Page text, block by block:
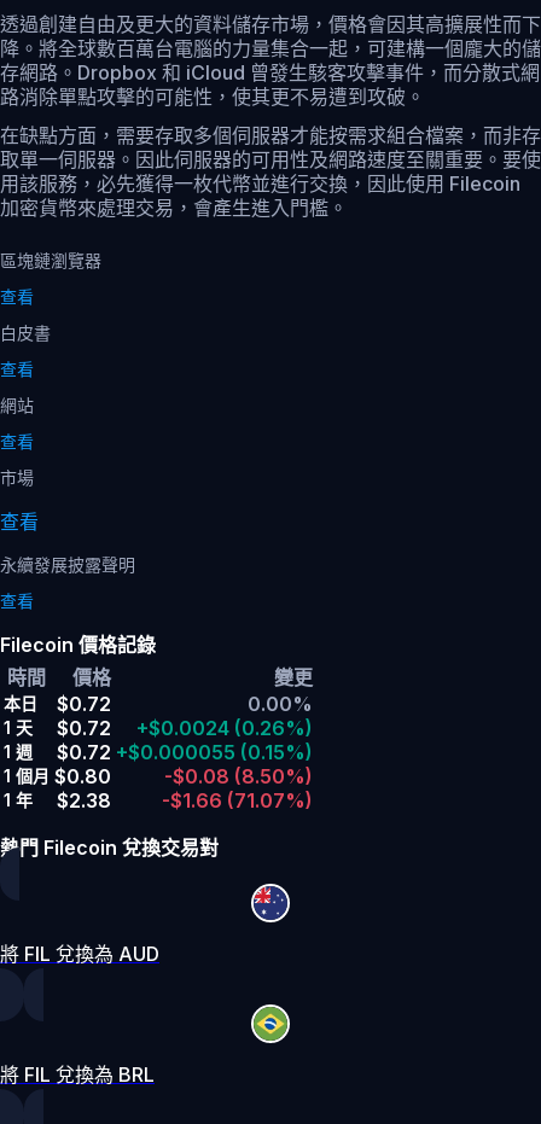
透過創建自由及更大的資料儲存市場，價格會因其高擴展性而下
降。將全球數百萬台電腦的力量集合一起，可建構一個龐大的儲
存網路。Dropbox 和 iCloud 曾發生駭客攻擊事件，而分散式網
路消除單點攻擊的可能性，使其更不易遭到攻破。
在缺點方面，需要存取多個伺服器才能按需求組合檔案，而非存
取單一伺服器。因此伺服器的可用性及網路速度至關重要。要使
用該服務，必先獲得一枚代幣並進行交換，因此使用 Filecoin
加密貨幣來處理交易，會產生進入門檻。
區塊鏈瀏覽器
查看
白皮書
查看
網站
查看
市場
查看
永續發展披露聲明
查看
Filecoin 價格記錄
時間
價格 變更
本日 $0.72 0.00%
1 天 $0.72 +$0.0024 (0.26%)
1 週 $0.72 +$0.000055 (0.15%)
1 個月 $0.80 -$0.08 (8.50%)
1 年 $2.38 -$1.66 (71.07%)
熱門 Filecoin 兌換交易對
將 FIL 兌換為 AUD
將 FIL 兌換為 BRL